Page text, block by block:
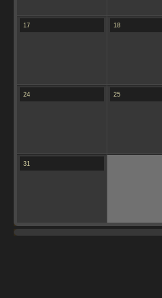
17 18
24 25
31